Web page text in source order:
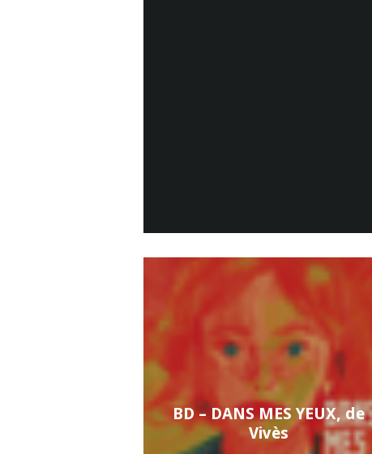
BD – DANS MES YEUX, de
Vivès